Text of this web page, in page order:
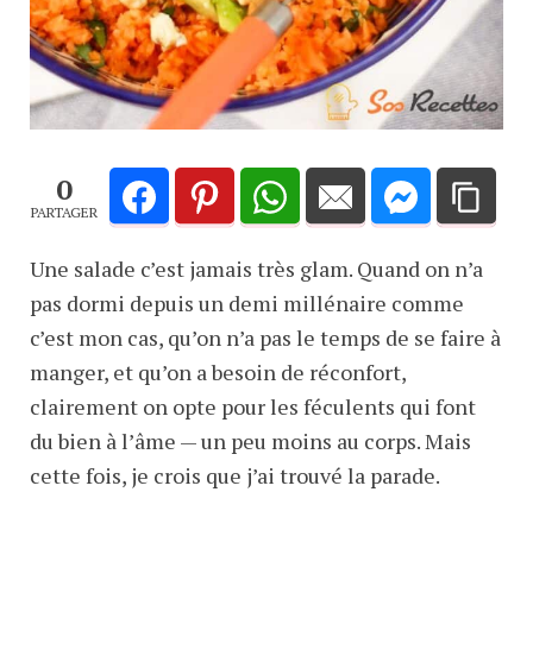
0
PARTAGER
Une salade c’est jamais très glam. Quand on n’a
pas dormi depuis un demi millénaire comme
c’est mon cas, qu’on n’a pas le temps de se faire à
manger, et qu’on a besoin de réconfort,
clairement on opte pour les féculents qui font
du bien à l’âme — un peu moins au corps. Mais
cette fois, je crois que j’ai trouvé la parade.